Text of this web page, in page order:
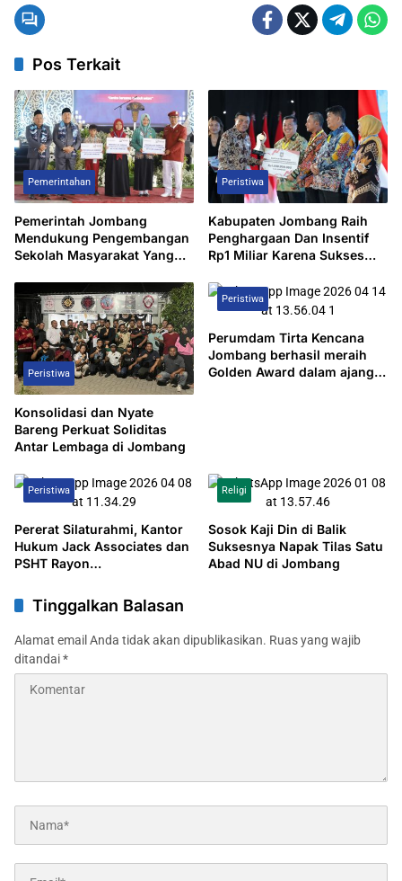
Pos Terkait
Pemerintahan
Pemerintah Jombang
Mendukung Pengembangan
Sekolah Masyarakat Yang
Hibahkan 6,3 Hektar Untuk
Sekolah Rakyat Terintegritas
1 Jombang
Peristiwa
Kabupaten Jombang Raih
Penghargaan Dan Insentif
Rp1 Miliar Karena Sukses
Pengangguran.
Peristiwa
Konsolidasi dan Nyate
Bareng Perkuat Soliditas
Antar Lembaga di Jombang
Peristiwa
Perumdam Tirta Kencana
Jombang berhasil meraih
Golden Award dalam ajang
Peristiwa
Pererat Silaturahmi, Kantor
Hukum Jack Associates dan
PSHT Rayon
Bihalal 1447 H
Religi
Sosok Kaji Din di Balik
Suksesnya Napak Tilas Satu
Abad NU di Jombang
Tinggalkan Balasan
Alamat email Anda tidak akan dipublikasikan. Ruas yang wajib
ditandai*